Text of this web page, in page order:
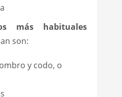
más habituales
son:
y codo, o